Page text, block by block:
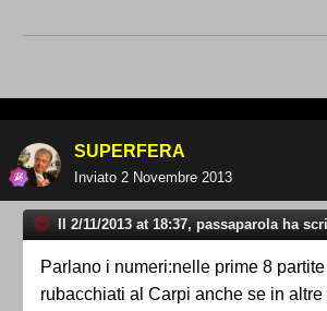
SUPERFERA
Inviato 2 Novembre 2013
Il 2/11/2013 at 18:37, passaparola ha
Parlano i numeri:nelle prime 8
rubacchiati al Carpi anche se in